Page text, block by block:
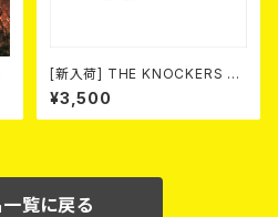
[新入荷] THE KNOCKERS 『S
CUM COLLECTION 1999
～2013』(2xCD)
¥3,500
覧に戻る